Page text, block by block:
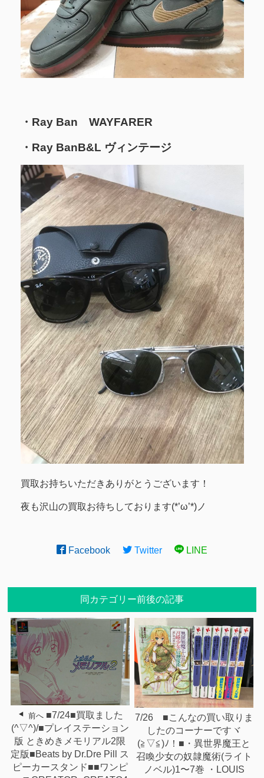
・Ray Ban WAYFARER
・Ray BanB&L ヴィンテージ
買取お持ちいただきありがとうございます！
夜も沢山の買取お待ちしております(*’ω’*)ノ
Facebook Twitter LINE
同カテゴリー前後の記事
前へ ■7/24■買取ました
(^▽^)/■プレイステーション
版 ときめきメモリアル2限
定版■Beats by Dr.Dre Pill ス
ピーカースタンド■■ワンピ
7/26 ■こんなの買い取りま
したのコーナーですヾ
(≧▽≦)ﾉ！■・異世界魔王と
召喚少女の奴隷魔術(ライト
ノベル)1〜7巻 ・LOUIS